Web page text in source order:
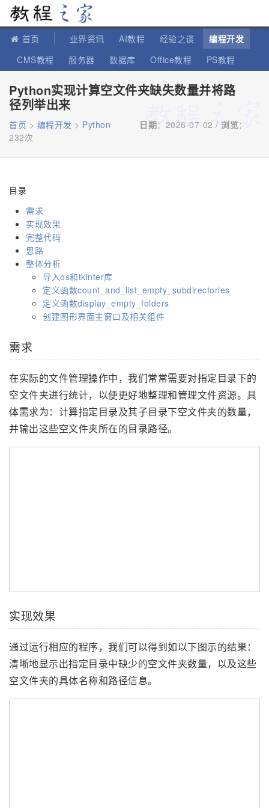
首页 业界资讯 AI教程 经验之谈
编程开发
CMS教程
服务器 数据库 Office教程
PS教程
Python实现计算空文件夹缺失数量并将路
径列举出来
首页 > 编程开发 > Python 日期：2026-07-02 / 浏览：
232次
目录
需求
实现效果
完整代码
思路
整体分析
导入os和tkinter库
定义函数count_and_list_empty_subdirectories
定义函数display_empty_folders
创建图形界面主窗口及相关组件
需求
在实际的文件管理操作中，我们常常需要对指定目录下的
空文件夹进行统计，以便更好地整理和管理文件资源。具
体需求为：计算指定目录及其子目录下空文件夹的数量，
并输出这些空文件夹所在的目录路径。
实现效果
通过运行相应的程序，我们可以得到如以下图示的结果：
清晰地显示出指定目录中缺少的空文件夹数量，以及这些
空文件夹的具体名称和路径信息。